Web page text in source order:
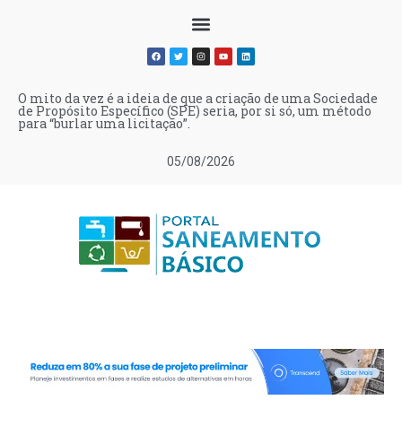
05/08/2026
O mito da vez é a ideia de que a criação de uma Sociedade
de Propósito Específico (SPE) seria, por si só, um método
para “burlar uma licitação”.